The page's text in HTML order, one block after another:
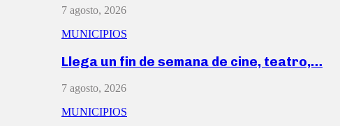
7 agosto, 2026
MUNICIPIOS
Llega un fin de semana de cine, teatro,…
7 agosto, 2026
MUNICIPIOS